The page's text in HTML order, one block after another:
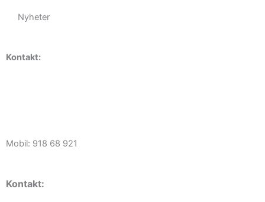
Nyheter
Kontakt:
Mobil: 918 68 921
Kontakt: